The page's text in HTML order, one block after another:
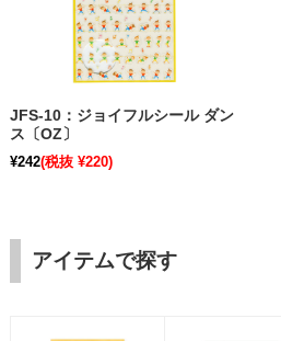
JFS-10：ジョイフルシール ダン
ス〔OZ〕
¥242(税抜 ¥220)
アイテムで探す